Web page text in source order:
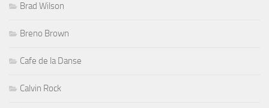
Brad Wilson
Breno Brown
Cafe de la Danse
Calvin Rock